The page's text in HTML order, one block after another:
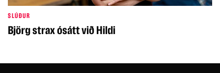
SLÚÐUR
Björg strax ósátt við Hildi